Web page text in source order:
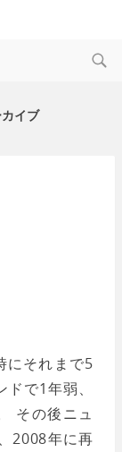
イブ
にそれまで5
で1年弱、
その後ニュ
2008年に再